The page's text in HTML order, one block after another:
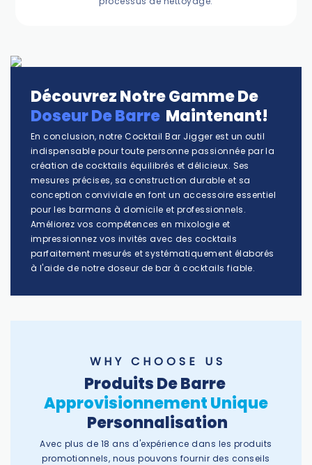
Découvrez Notre Gamme De
Doseur De Barre Maintenant!
En conclusion, notre Cocktail Bar Jigger est un outil
indispensable pour toute personne passionnée par la
création de cocktails équilibrés et délicieux. Ses
mesures précises, sa construction durable et sa
conception conviviale en font un accessoire essentiel
pour les barmans à domicile et professionnels.
Améliorez vos compétences en mixologie et
impressionnez vos invités avec des cocktails
parfaitement mesurés et systématiquement élaborés
à l'aide de notre doseur de bar à cocktails fiable.
W H Y C H O O S E U S
Produits De Barre
Approvisionnement Unique
Personnalisation
Avec plus de 18 ans d'expérience dans les produits
promotionnels, nous pouvons fournir des conseils